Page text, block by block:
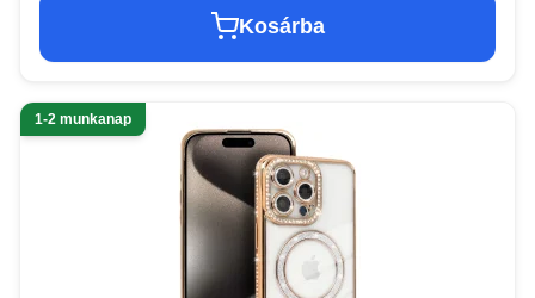
Kosárba
1-2 munkanap